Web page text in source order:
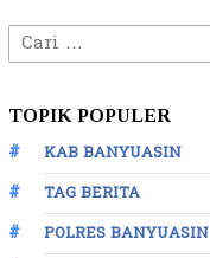
Cari
untuk:
TOPIK POPULER
KAB BANYUASIN
TAG BERITA
POLRES BANYUASIN